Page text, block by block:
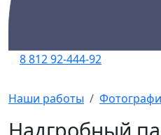
8 812 92-444-92
Наши работы